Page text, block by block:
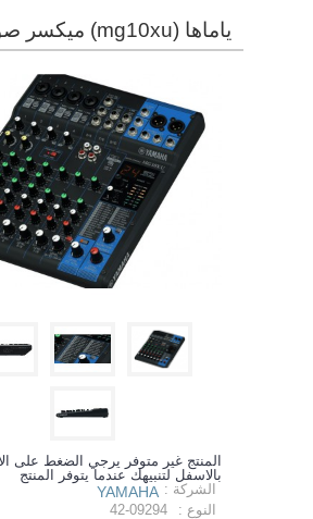
ياماها (mg10xu) ميكسر صوت
المنتج غير متوفر يرجي الضغط على
بالاسفل لتنبيهك عندما يتوفر المنتج
الشركة : YAMAHA
النوع :
42-09294